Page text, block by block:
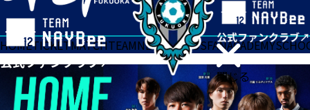
閉じる
HOMETICKETMATCHTEAMNEWSGOODSFANACADEMY